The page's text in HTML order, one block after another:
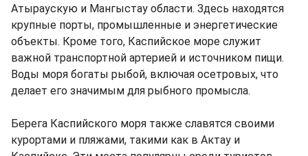
Атыраускую и Мангыстау области. Здесь находятся
крупные порты, промышленные и энергетические
объекты. Кроме того, Каспийское море служит
важной транспортной артерией и источником пищи.
Воды моря богаты рыбой, включая осетровых, что
делает его значимым для рыбного промысла.
Берега Каспийского моря также славятся своими
курортами и пляжами, такими как в Актау и